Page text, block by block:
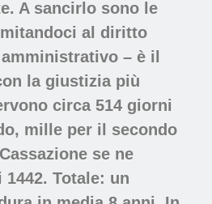
A sancirlo sono le
al diritto
– è il
la giustizia più
circa 514 giorni
mille per il secondo
se ne
Totale: un